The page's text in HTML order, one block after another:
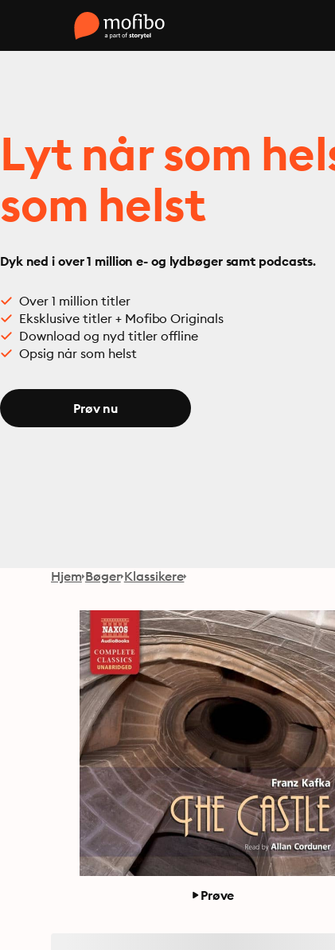
Lyt når som
som helst
Dyk ned i over 1 million e- og lydbøger samt podcasts.
Over 1 million titler
Eksklusive titler + Mofibo Originals
Download og nyd titler offline
Opsig når som helst
Prøv nu
Hjem Bøger Klassikere
Prøve